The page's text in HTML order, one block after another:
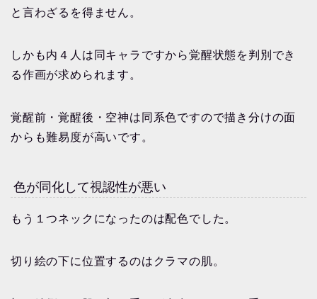
と言わざるを得ません。
しかも内４人は同キャラですから覚醒状態を判別でき
る作画が求められます。
覚醒前・覚醒後・空神は同系色ですので描き分けの面
からも難易度が高いです。
色が同化して視認性が悪い
もう１つネックになったのは配色でした。
切り絵の下に位置するのはクラマの肌。